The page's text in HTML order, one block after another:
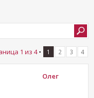
1 из 4• 1 2 3 4
Олег